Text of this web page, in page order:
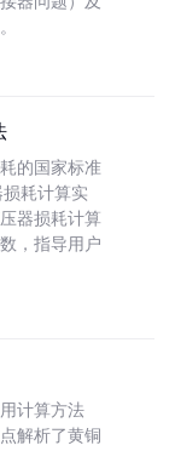
的国家标准
损耗计算实
器损耗计算
，指导用户
计算方法
解析了黄铜